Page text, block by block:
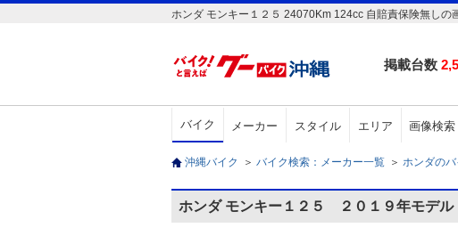
ホンダ モンキー１２５ 24070Km 124cc 自賠責保険無しの
掲載台数
バイク メーカー スタイル エリア 画像検索
沖縄バイク ＞ バイク検索：メーカー一覧 ＞ ホンダのバ
ホンダ モンキー１２５ ２０１９年モデ